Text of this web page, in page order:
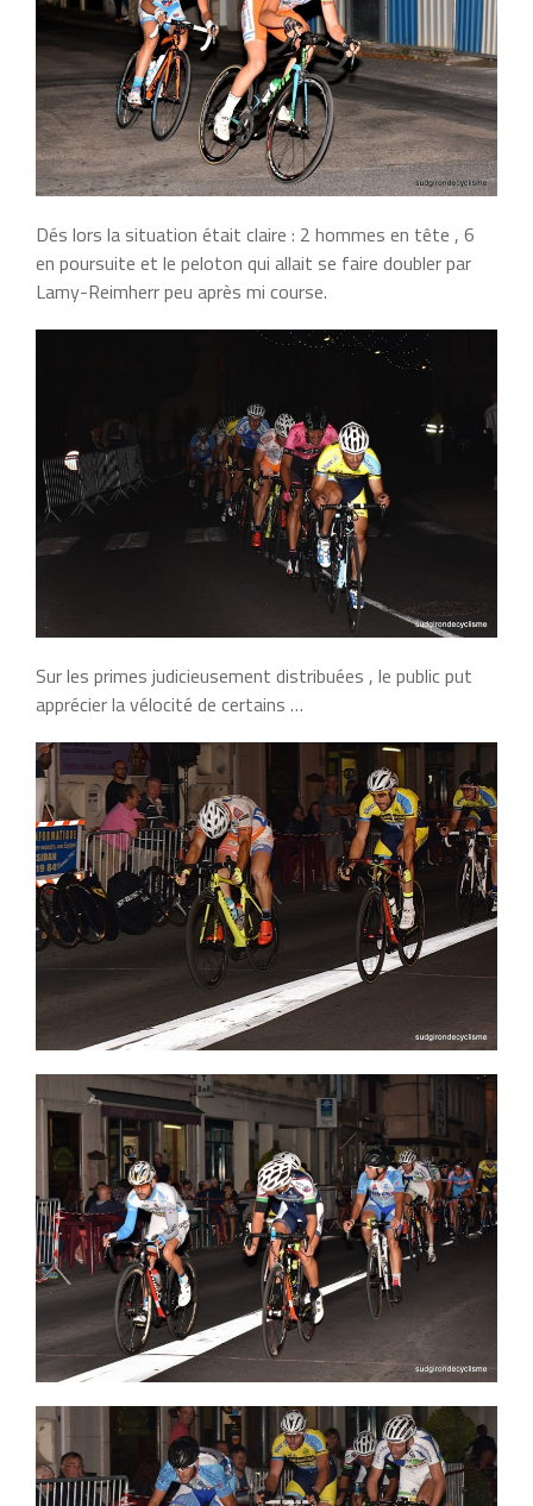
Dés lors la situation était claire : 2 hommes en tête , 6
en poursuite et le peloton qui allait se faire doubler par
Lamy-Reimherr peu après mi course.
Sur les primes judicieusement distribuées , le public put
apprécier la vélocité de certains …